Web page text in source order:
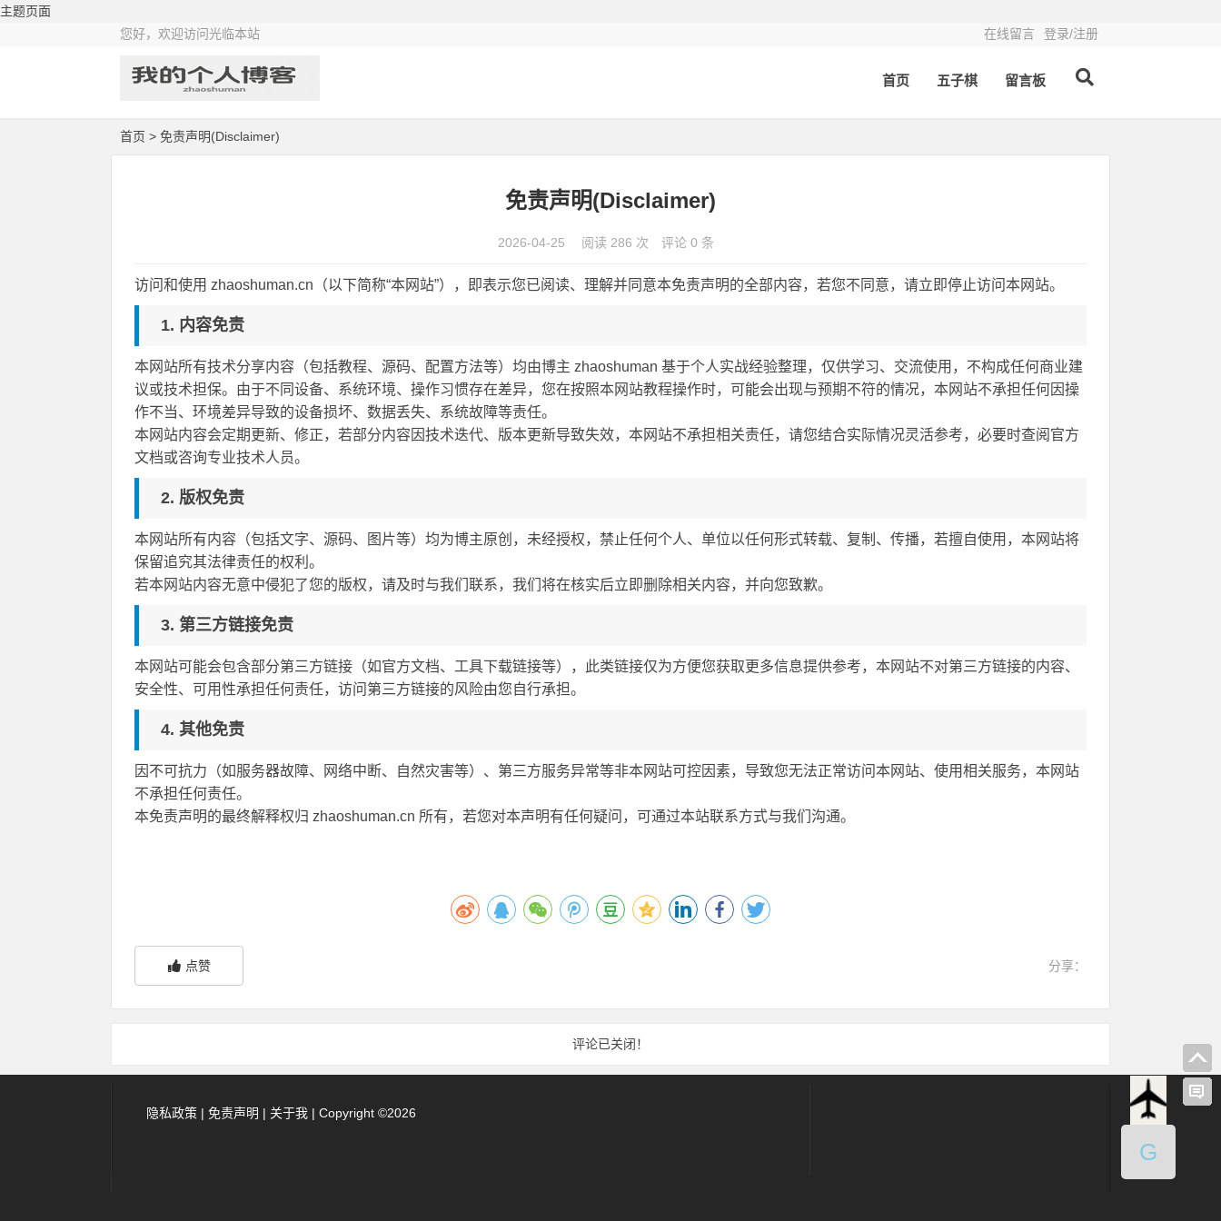
主题页面
您好，欢迎访问光临本站
在线留言 登录/注册
首页 五子棋 留言板
首页 > 免责声明(Disclaimer)
免责声明(Disclaimer)
2026-04-25 阅读 286 次 评论 0 条
访问和使用 zhaoshuman.cn（以下简称“本网站”），即表示您已阅读、理解并同意本免责声明的全部内容，若您不同意，请立即停止访问本网站。
1. 内容免责
本网站所有技术分享内容（包括教程、源码、配置方法等）均由博主 zhaoshuman 基于个人实战经验整理，仅供学习、交流使用，不构成任何商业建
议或技术担保。由于不同设备、系统环境、操作习惯存在差异，您在按照本网站教程操作时，可能会出现与预期不符的情况，本网站不承担任何因操
作不当、环境差异导致的设备损坏、数据丢失、系统故障等责任。
本网站内容会定期更新、修正，若部分内容因技术迭代、版本更新导致失效，本网站不承担相关责任，请您结合实际情况灵活参考，必要时查阅官方
文档或咨询专业技术人员。
2. 版权免责
本网站所有内容（包括文字、源码、图片等）均为博主原创，未经授权，禁止任何个人、单位以任何形式转载、复制、传播，若擅自使用，本网站将
保留追究其法律责任的权利。
若本网站内容无意中侵犯了您的版权，请及时与我们联系，我们将在核实后立即删除相关内容，并向您致歉。
3. 第三方链接免责
本网站可能会包含部分第三方链接（如官方文档、工具下载链接等），此类链接仅为方便您获取更多信息提供参考，本网站不对第三方链接的内容、
安全性、可用性承担任何责任，访问第三方链接的风险由您自行承担。
4. 其他免责
因不可抗力（如服务器故障、网络中断、自然灾害等）、第三方服务异常等非本网站可控因素，导致您无法正常访问本网站、使用相关服务，本网站
不承担任何责任。
本免责声明的最终解释权归 zhaoshuman.cn 所有，若您对本声明有任何疑问，可通过本站联系方式与我们沟通。
点赞 分享：
评论已关闭！
隐私政策 | 免责声明 | 关于我 | Copyright ©2026
G